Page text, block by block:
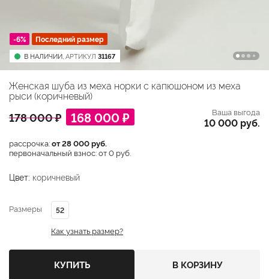
-6% Последний размер
В НАЛИЧИИ, АРТИКУЛ 31167
Женская шуба из меха норки с капюшоном из меха
рыси (коричневый)
178 000 ₽ 168 000 ₽ Ваша выгода
10 000 руб.
рассрочка:от 28 000 руб.
первоначальный взнос: от 0 руб.
Цвет: коричневый
Размеры 52
Как узнать размер?
КУПИТЬ В КОРЗИНУ